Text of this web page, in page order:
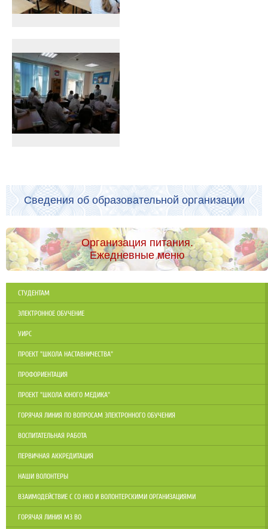
Сведения об образовательной организации
Организация питания.
Ежедневные меню
СТУДЕНТАМ
ЭЛЕКТРОННОЕ ОБУЧЕНИЕ
УИРС
ПРОЕКТ "ШКОЛА НАСТАВНИЧЕСТВА"
ПРОФОРИЕНТАЦИЯ
ПРОЕКТ "ШКОЛА ЮНОГО МЕДИКА"
ГОРЯЧАЯ ЛИНИЯ ПО ВОПРОСАМ ЭЛЕКТРОННОГО ОБУЧЕНИЯ
ВОСПИТАТЕЛЬНАЯ РАБОТА
ПЕРВИЧНАЯ АККРЕДИТАЦИЯ
НАШИ ВОЛОНТЕРЫ
ВЗАИМОДЕЙСТВИЕ С СО НКО И ВОЛОНТЕРСКИМИ ОРГАНИЗАЦИЯМИ
ГОРЯЧАЯ ЛИНИЯ МЗ ВО